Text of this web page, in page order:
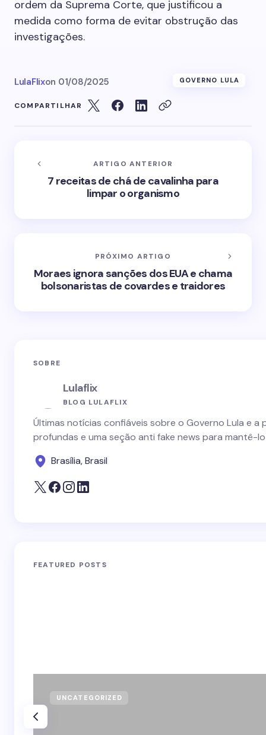
ordem da Suprema Corte, que justificou a
medida como forma de evitar obstrução das
investigações.
LulaFlixon 01/08/2025 GOVERNO LULA
COMPARTILHAR
ARTIGO ANTERIOR
7 receitas de chá de cavalinha para
limpar o organismo
PRÓXIMO ARTIGO
Moraes ignora sanções dos EUA e chama
bolsonaristas de covardes e traidores
SOBRE
Lulaflix
BLOG LULAFLIX
Últimas notícias confiáveis sobre o Governo Lula e
profundas e uma seção anti fake news para mantê-
Brasília, Brasil
FEATURED POSTS
UNCATEGORIZED